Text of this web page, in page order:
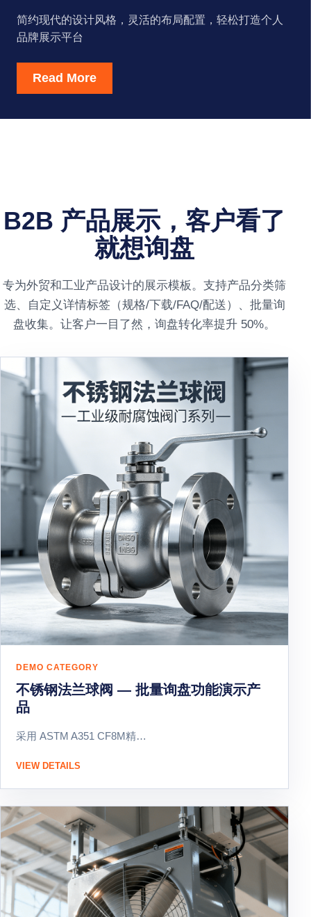
简约现代的设计风格，灵活的布局配置，轻松打造个人
品牌展示平台
Read More
B2B 产品展示，客户看了
就想询盘
专为外贸和工业产品设计的展示模板。支持产品分类筛
选、自定义详情标签（规格/下载/FAQ/配送）、批量询
盘收集。让客户一目了然，询盘转化率提升 50%。
DEMO CATEGORY
不锈钢法兰球阀 — 批量询盘功能演示产
品
采用 ASTM A351 CF8M精…
VIEW DETAILS